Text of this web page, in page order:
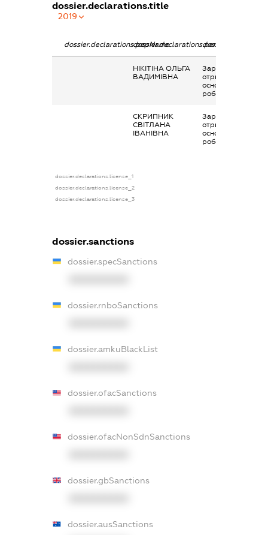
dossier.declarations.title
2019
dossier.declarations.pepNamedossier.declarations.personName
НІКІТІНА ОЛЬГА
ВАДИМІВНА
Заробітна плата
отримана за
основним місцем
роботи
СКРИПНИК
СВІТЛАНА
ІВАНІВНА
Заробітна плата
отримана за
основним місцем
роботи
dossier.declarations.license_1
dossier.declarations.license_2
dossier.declarations.license_3
dossier.sanctions
dossier.specSanctions
dossier.rnboSanctions
dossier.amkuBlackList
dossier.ofacSanctions
dossier.ofacNonSdnSanctions
dossier.gbSanctions
dossier.ausSanctions